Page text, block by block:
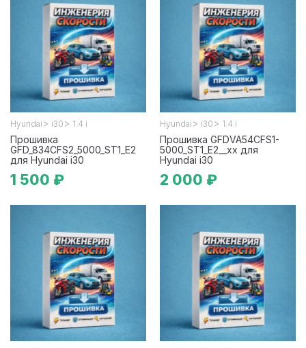
Hyundai > i30 > 1.4 i
Прошивка
GFD_834CFS2_5000_ST1_E2
для Hyundai i30
1 500 ₽
Hyundai > i30 > 1.4 i
Прошивка GFDVA54CFS1-
5000_ST1_E2__xx для
Hyundai i30
2 000 ₽